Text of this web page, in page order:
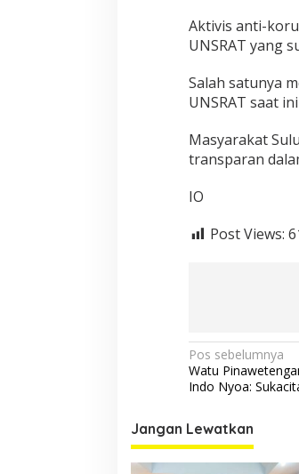
Aktivis anti-
UNSRAT yang
Salah satunya
UNSRAT saat
Masyarakat
transparan
IO
Post Views:
Navigasi
pos
Pos sebelumnya
Watu
Indo Nyoa:
Jangan Lewatkan